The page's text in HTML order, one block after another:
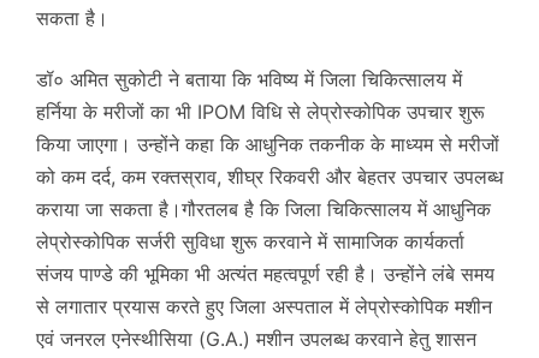
सकता है।
डॉ० अमित सुकोटी ने बताया कि भविष्य में जिला चिकित्सालय में
हर्निया के मरीजों का भी IPOM विधि से लेप्रोस्कोपिक उपचार शुरू
किया जाएगा। उन्होंने कहा कि आधुनिक तकनीक के माध्यम से मरीजों
को कम दर्द, कम रक्तस्राव, शीघ्र रिकवरी और बेहतर उपचार उपलब्ध
कराया जा सकता है।गौरतलब है कि जिला चिकित्सालय में आधुनिक
लेप्रोस्कोपिक सर्जरी सुविधा शुरू करवाने में सामाजिक कार्यकर्ता
संजय पाण्डे की भूमिका भी अत्यंत महत्वपूर्ण रही है। उन्होंने लंबे समय
से लगातार प्रयास करते हुए जिला अस्पताल में लेप्रोस्कोपिक मशीन
एवं जनरल एनेस्थीसिया (G.A.) मशीन उपलब्ध करवाने हेतु शासन